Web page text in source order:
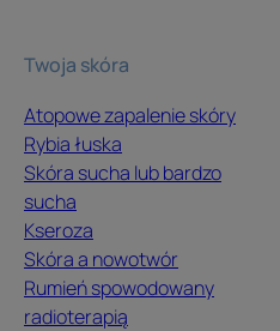
Twoja skóra
Atopowe zapalenie skóry
Rybia łuska
Skóra sucha lub bardzo
sucha
Kseroza
Skóra a nowotwór
Rumień spowodowany
radioterapią